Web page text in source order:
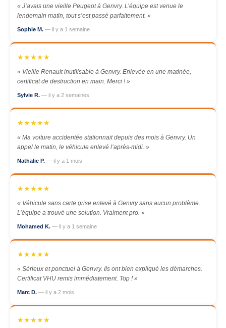
« J’avais une vieille Peugeot à Genvry. L’équipe est venue le
lendemain matin, tout s’est passé parfaitement. »
Sophie M. — il y a 1 semaine
★★★★★
« Vieille Renault inutilisable à Genvry. Enlevée en une matinée,
certificat de destruction en main. Merci ! »
Sylvie R. — il y a 2 semaines
★★★★★
« Ma voiture accidentée stationnait depuis des mois à Genvry. Un
appel le matin, le véhicule enlevé l’après-midi. »
Nathalie P. — il y a 1 mois
★★★★★
« Véhicule sans carte grise enlevé à Genvry sans aucun problème.
L’équipe a trouvé une solution. Vraiment pro. »
Mohamed K. — il y a 1 semaine
★★★★★
« Sérieux et ponctuel à Genvry. Ils ont bien expliqué les démarches.
Certificat VHU remis immédiatement. Top ! »
Marc D. — il y a 2 mois
★★★★★